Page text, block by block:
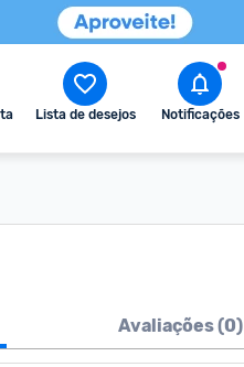
Lista de desejos Notificações
Avaliações (0)